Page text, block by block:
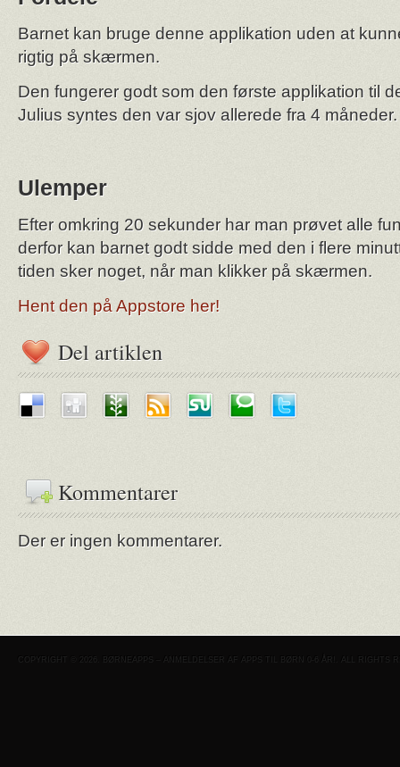
Barnet kan bruge denne applikation uden at
rigtig på skærmen.
Den fungerer godt som den første applikation til
Julius syntes den var sjov allerede fra 4 måneder.
Ulemper
Efter omkring 20 sekunder har man prøvet alle
derfor kan barnet godt sidde med den i flere
tiden sker noget, når man klikker på skærmen.
Hent den på Appstore her!
Del artiklen
Kommentarer
Der er ingen kommentarer.
COPYRIGHT © 2026. BØRNEAPPS – ANMELDELSER AF APPS TIL BØRN 0-6 ÅR!. ALL RIGHTS